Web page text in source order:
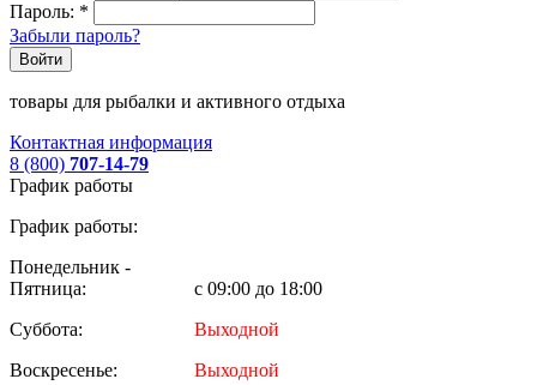
Пароль: *
Забыли пароль?
Войти
товары для рыбалки и активного отдыха
Контактная информация
8 (800) 707-14-79
График работы
График работы:
Понедельник -
Пятница:
с 09:00 до 18:00
Суббота:
Выходной
Воскресенье:
Выходной